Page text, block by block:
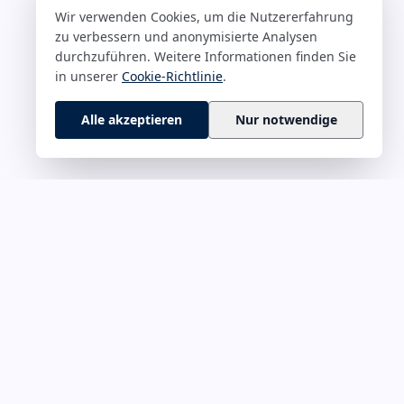
Wir verwenden Cookies, um die Nutzererfahrung
zu verbessern und anonymisierte Analysen
durchzuführen. Weitere Informationen finden Sie
in unserer Cookie-Richtlinie.
Alle akzeptieren Nur notwendige